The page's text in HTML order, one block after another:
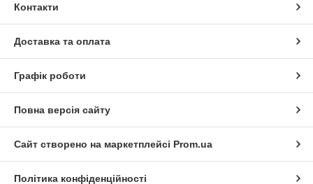
Контакти
Доставка та оплата
Графік роботи
Повна версія сайту
Сайт створено на маркетплейсі Prom.ua
Політика конфіденційності